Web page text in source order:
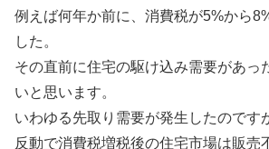
例えば何年か前に、消費税が5%から
した。
その直前に住宅の駆け込み需要があっ
いと思います。
いわゆる先取り需要が発生したのです
反動で消費税増税後の住宅市場は販売